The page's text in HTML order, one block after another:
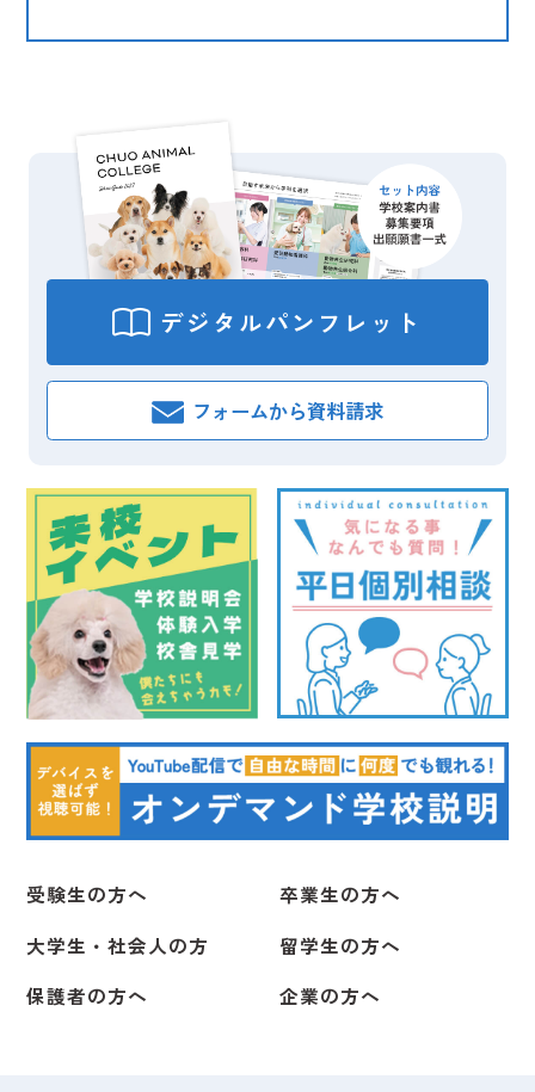
2024.09.26
（木）
受験生向け
【学園祭2024】開催いたします🏫
（水）
令和４年度学園祭について（9/7付）
【在校生連絡】本日（5月23日）の授業について
2024.10.15（火）
【学園祭2024】学園祭へご来場の皆さま
（月）
【在校生連絡】明日（6月3日）の授業について
2026.05.27
（水）
６月のイベント情報
2026.04.27
受験生向け
5月 イベントのご案内
2026.08.05
（水）
こんにちは、暑い日々が続いてます。
（月）
デジタルパンフレット
フォームから資料請求
受験生の方へ
卒業生の方へ
大学生・社会人の方
留学生の方へ
保護者の方へ
企業の方へ